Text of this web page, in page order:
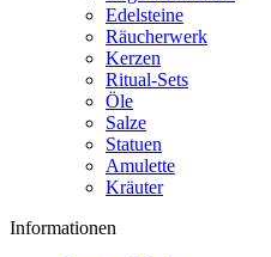
Edelsteine
Räucherwerk
Kerzen
Ritual-Sets
Öle
Salze
Statuen
Amulette
Kräuter
Informationen